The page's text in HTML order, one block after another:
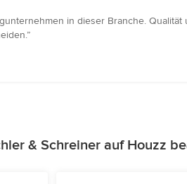
in dieser Branche.
& Schreiner auf Houzz